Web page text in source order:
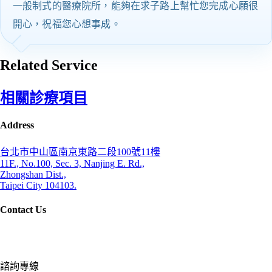
一般制式的醫療院所，能夠在求子路上幫忙您完成心願很
開心，祝福您心想事成。
Related Service
相關診療項目
Address
台北市中山區南京東路二段100號11樓
11F., No.100, Sec. 3, Nanjing E. Rd.,
Zhongshan Dist.,
Taipei City 104103.
Contact Us
諮詢專線